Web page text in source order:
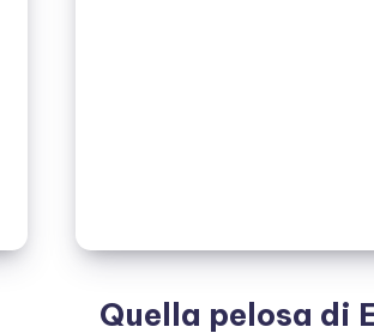
Quella pelosa di